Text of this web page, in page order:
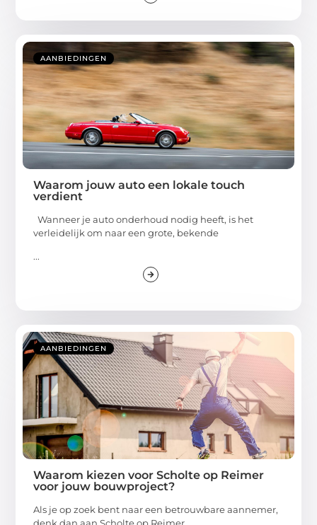
AANBIEDINGEN
Waarom jouw auto een lokale touch
verdient
Wanneer je auto onderhoud nodig heeft, is het
verleidelijk om naar een grote, bekende
...
AANBIEDINGEN
Waarom kiezen voor Scholte op Reimer
voor jouw bouwproject?
Als je op zoek bent naar een betrouwbare aannemer,